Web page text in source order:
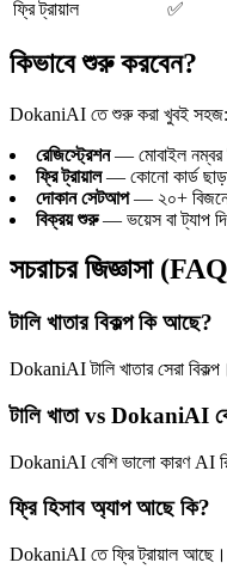
ফ্রি ট্রায়াল
✅
কিভাবে শুরু করবেন?
DokaniAI তে শুরু করা খুবই সহজ:
রেজিস্ট্রেশন— মোবাইল নম্বর
ফ্রি ট্রায়াল— কোনো কার্ড
দোকান সেটআপ— ২০+
বিক্রয় শুরু— ভয়েস বা ট্যাপ
সচরাচর জিজ্ঞাসা
টালি খাতার বিকল্প কি আছে?
DokaniAI টালি খাতার সেরা
টালি খাতা vs DokaniAI
DokaniAI বেশি ভালো কারণ AI
ফ্রি হিসাব অ্যাপ আছে কি?
DokaniAI তে ফ্রি ট্রায়াল আছে।